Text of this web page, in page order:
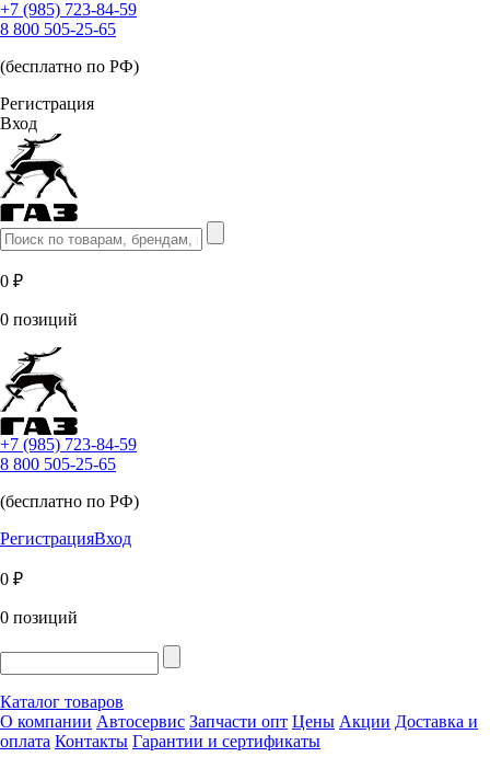
+7 (985) 723-84-59
8 800 505-25-65
(бесплатно по РФ)
Регистрация
Вход
0 ₽
0 позиций
+7 (985) 723-84-59
8 800 505-25-65
(бесплатно по РФ)
РегистрацияВход
0 ₽
0 позиций
Каталог товаров
О компании Автосервис Запчасти опт Цены Акции Доставка и
оплата Контакты Гарантии и сертификаты